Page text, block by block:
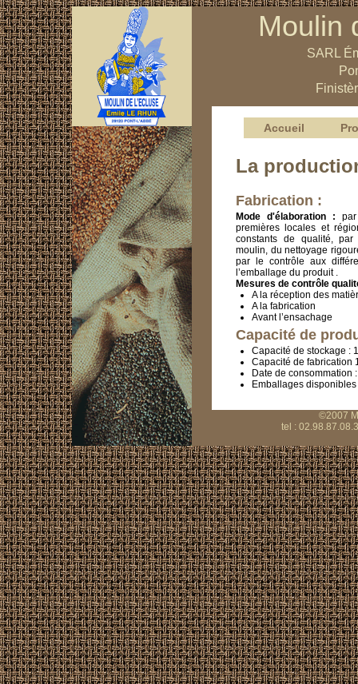
Moulin
SARL
Accueil
La
Fabrication :
Mode d'élaboration :
premières locales et
constants de qualité,
moulin, du nettoyage
par le contrôle aux
l’emballage du produit .
Mesures de contrôle
A la réception des
A la fabrication
Avant l’ensachage
Capacité de
Capacité de stockage :
Capacité de fabrication
Date de consommation
Emballages
©2007
tel :